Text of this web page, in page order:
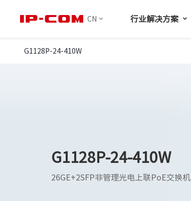
CN 行业解决方案
G1128P-24-410W
G1128P-24-410W
26GE+2SFP非管理光电上联PoE交换机